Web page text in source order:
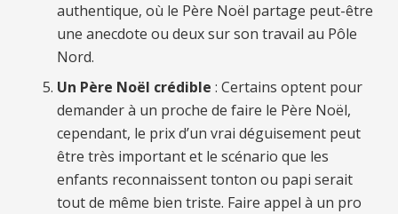
authentique, où le Père Noël partage peut-être
une anecdote ou deux sur son travail au Pôle
Nord.
Un Père Noël crédible : Certains optent pour
demander à un proche de faire le Père Noël,
cependant, le prix d’un vrai déguisement peut
être très important et le scénario que les
enfants reconnaissent tonton ou papi serait
tout de même bien triste. Faire appel à un pro